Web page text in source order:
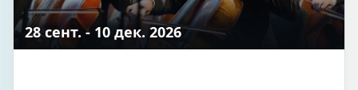
28 сент. - 10 дек. 2026